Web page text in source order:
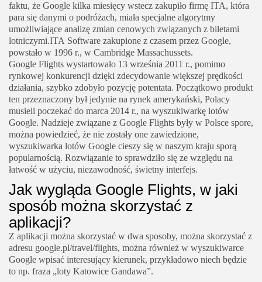
faktu, że Google kilka miesięcy wstecz zakupiło firmę ITA, która
para się danymi o podróżach, miała specjalne algorytmy
umożliwiające analizę zmian cenowych związanych z biletami
lotniczymi.ITA Software zakupione z czasem przez Google,
powstało w 1996 r., w Cambridge Massachussets.
Google Flights wystartowało 13 września 2011 r., pomimo
rynkowej konkurencji dzięki zdecydowanie większej prędkości
działania, szybko zdobyło pozycję potentata. Początkowo produkt
ten przeznaczony był jedynie na rynek amerykański, Polacy
musieli poczekać do marca 2014 r., na wyszukiwarkę lotów
Google. Nadzieje związane z Google Flights były w Polsce spore,
można powiedzieć, że nie zostały one zawiedzione,
wyszukiwarka lotów Google cieszy się w naszym kraju sporą
popularnością. Rozwiązanie to sprawdziło się ze względu na
łatwość w użyciu, niezawodność, świetny interfejs.
Jak wygląda Google Flights, w jaki
sposób można skorzystać z
aplikacji?
Z aplikacji można skorzystać w dwa sposoby, można skorzystać z
adresu google.pl/travel/flights, można również w wyszukiwarce
Google wpisać interesujący kierunek, przykładowo niech będzie
to np. fraza „loty Katowice Gandawa”.